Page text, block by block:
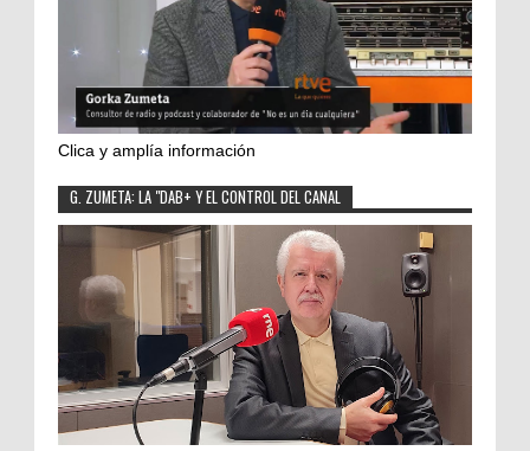
Clica y amplía información
G. ZUMETA: LA "DAB+ Y EL CONTROL DEL CANAL